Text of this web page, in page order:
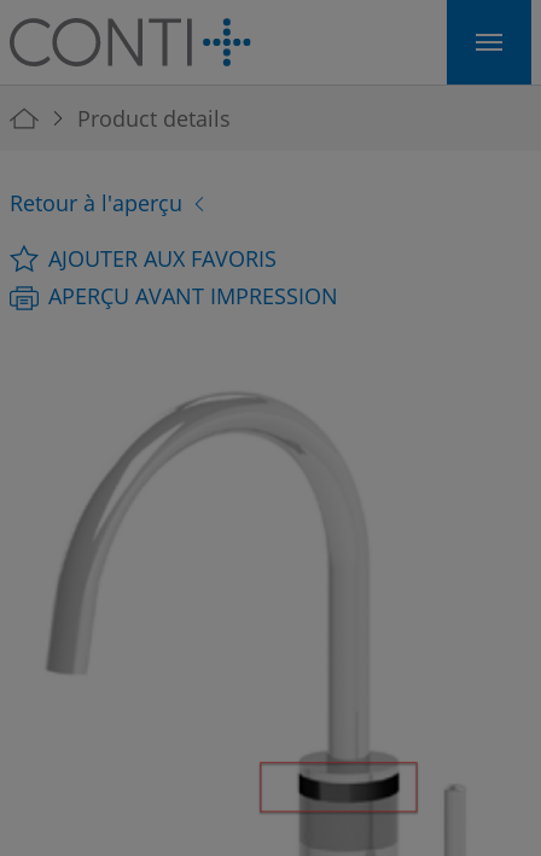
Skip to main navigation
Skip to main content
Skip to page footer
You are here:
Product details
Retour à l'aperçu
AJOUTER AUX FAVORIS
APERÇU AVANT IMPRESSION